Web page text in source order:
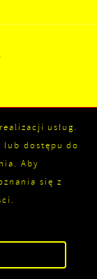
usług.
lub dostępu do
Aby
się z